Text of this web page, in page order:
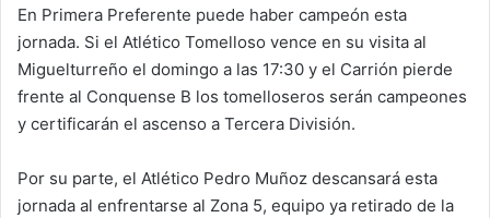
En Primera Preferente puede haber campeón esta
jornada. Si el Atlético Tomelloso vence en su visita al
Miguelturreño el domingo a las 17:30 y el Carrión pierde
frente al Conquense B los tomelloseros serán campeones
y certificarán el ascenso a Tercera División.
Por su parte, el Atlético Pedro Muñoz descansará esta
jornada al enfrentarse al Zona 5, equipo ya retirado de la